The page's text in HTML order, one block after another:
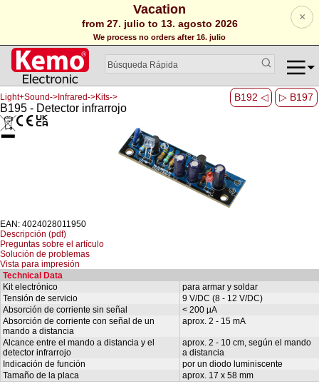
Vacation
from 27. julio to 13. agosto 2026
We process no orders after 16. julio
×
B192 ◁ ▷ B197
Light+Sound->Infrared->Kits->
B195 - Detector infrarrojo
EAN: 4024028011950
Descripción (pdf)
Preguntas sobre el artículo
Solución de problemas
Vista para impresión
Technical Data
Kit electrónico
para armar y soldar
Tensión de servicio
9 V/DC (8 - 12 V/DC)
Absorción de corriente sin señal
< 200 µA
Absorción de corriente con señal de un
mando a distancia
aprox. 2 - 15 mA
Alcance entre el mando a distancia y el
detector infrarrojo
aprox. 2 - 10 cm, según el mando
a distancia
Indicación de función
por un diodo luminiscente
Tamaño de la placa
aprox. 17 x 58 mm